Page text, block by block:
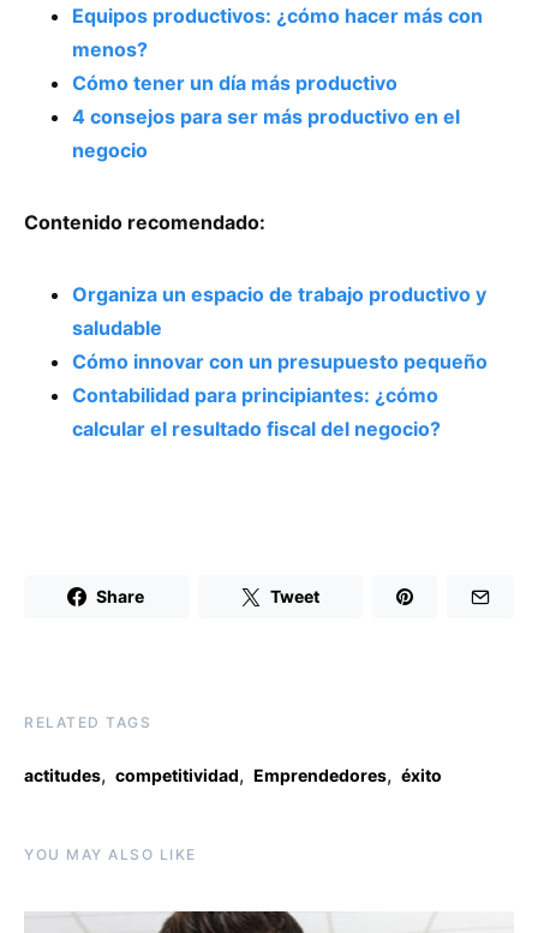
Equipos productivos: ¿cómo hacer más con
menos?
Cómo tener un día más productivo
4 consejos para ser más productivo en el
negocio
Contenido recomendado:
Organiza un espacio de trabajo productivo y
saludable
Cómo innovar con un presupuesto pequeño
Contabilidad para principiantes: ¿cómo
calcular el resultado fiscal del negocio?
Share Tweet
RELATED TAGS
actitudes, competitividad, Emprendedores, éxito
YOU MAY ALSO LIKE